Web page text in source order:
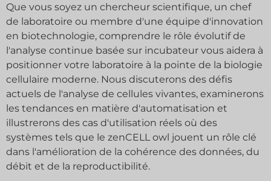
Que vous soyez un chercheur scientifique, un chef
de laboratoire ou membre d'une équipe d'innovation
en biotechnologie, comprendre le rôle évolutif de
l'analyse continue basée sur incubateur vous aidera à
positionner votre laboratoire à la pointe de la biologie
cellulaire moderne. Nous discuterons des défis
actuels de l'analyse de cellules vivantes, examinerons
les tendances en matière d'automatisation et
illustrerons des cas d'utilisation réels où des
systèmes tels que le zenCELL owl jouent un rôle clé
dans l'amélioration de la cohérence des données, du
débit et de la reproductibilité.